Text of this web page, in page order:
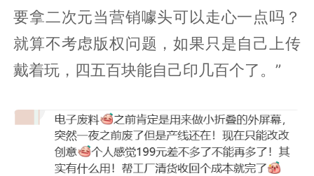
要拿二次元当营销噱头可以走心一点吗？
就算不考虑版权问题，如果只是自己上传
戴着玩，四五百块能自己印几百个了。”